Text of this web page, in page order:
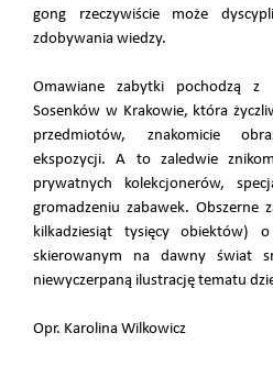
gong rzeczywiście może
zdobywania wiedzy.
Omawiane zabytki pochodzą z
Sosenków w Krakowie, która
przedmiotów, znakomicie
ekspozycji. A to zaledwie
prywatnych kolekcjonerów,
gromadzeniu zabawek. Obszerne
kilkadziesiąt tysięcy obiektów)
skierowanym na dawny świat
niewyczerpaną ilustrację tematu
Opr. Karolina Wilkowicz